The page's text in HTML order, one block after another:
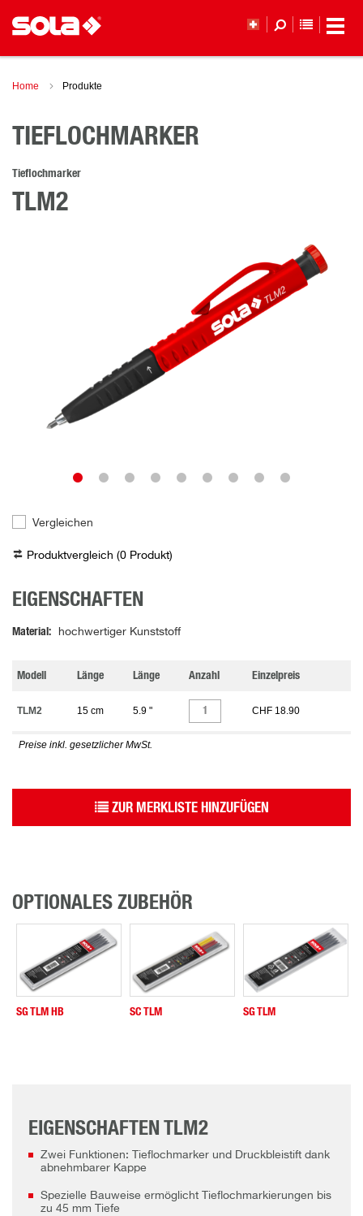
Home Produkte
TIEFLOCHMARKER
Tieflochmarker
TLM2
Vergleichen
Produktvergleich (0 Produkt)
EIGENSCHAFTEN
Material hochwertiger Kunststoff
Modell Länge Länge Anzahl Einzelpreis
TLM2 15 cm 5.9 " CHF 18.90
Preise inkl. gesetzlicher MwSt.
ZUR MERKLISTE HINZUFÜGEN
OPTIONALES ZUBEHÖR
SG TLM HB SC TLM SG TLM
EIGENSCHAFTEN TLM2
Zwei Funktionen: Tieflochmarker und Druckbleistift dank
abnehmbarer Kappe
Spezielle Bauweise ermöglicht Tieflochmarkierungen bis
zu 45 mm Tiefe